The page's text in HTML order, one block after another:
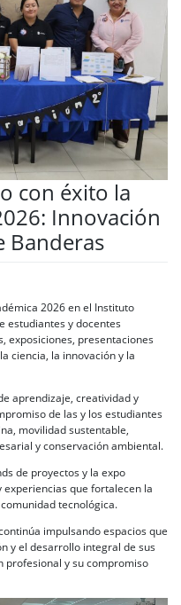
con éxito la
Innovación
Banderas
2026 en el Instituto
estudiantes y docentes
exposiciones, presentaciones
ciencia, la innovación y la
aprendizaje, creatividad y
de las y los estudiantes
movilidad sustentable,
y conservación ambiental.
de proyectos y la expo
que fortalecen la
tecnológica.
impulsando espacios que
y el desarrollo integral de sus
profesional y su compromiso